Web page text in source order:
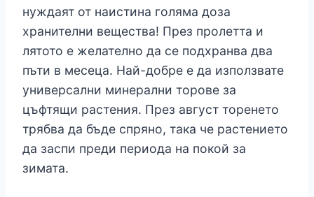
нуждаят от наистина голяма доза
хранителни вещества! През пролетта и
лятото е желателно да се подхранва два
пъти в месеца. Най-добре е да използвате
универсални минерални торове за
цъфтящи растения. През август торенето
трябва да бъде спряно, така че растението
да заспи преди периода на покой за
зимата.